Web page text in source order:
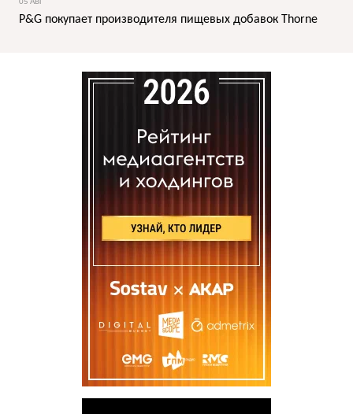
05 АВГ
P&G покупает производителя пищевых добавок Thorne